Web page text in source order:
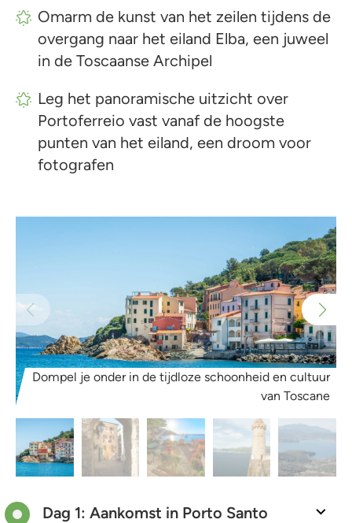
Omarm de kunst van het zeilen tijdens de
overgang naar het eiland Elba, een juweel
in de Toscaanse Archipel
Leg het panoramische uitzicht over
Portoferreio vast vanaf de hoogste
punten van het eiland, een droom voor
fotografen
Dompel je onder in de tijdloze schoonheid en cultuur
van Toscane
Dag 1: Aankomst in Porto Santo